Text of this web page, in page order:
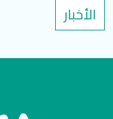
الأخبار